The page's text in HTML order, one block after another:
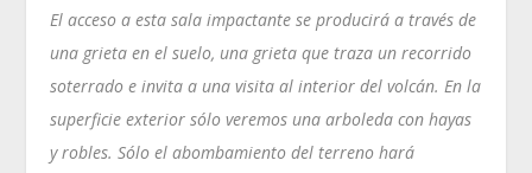
El acceso a esta sala impactante se producirá a través de
una grieta en el suelo, una grieta que traza un recorrido
soterrado e invita a una visita al interior del volcán. En la
superficie exterior sólo veremos una arboleda con hayas
y robles. Sólo el abombamiento del terreno hará